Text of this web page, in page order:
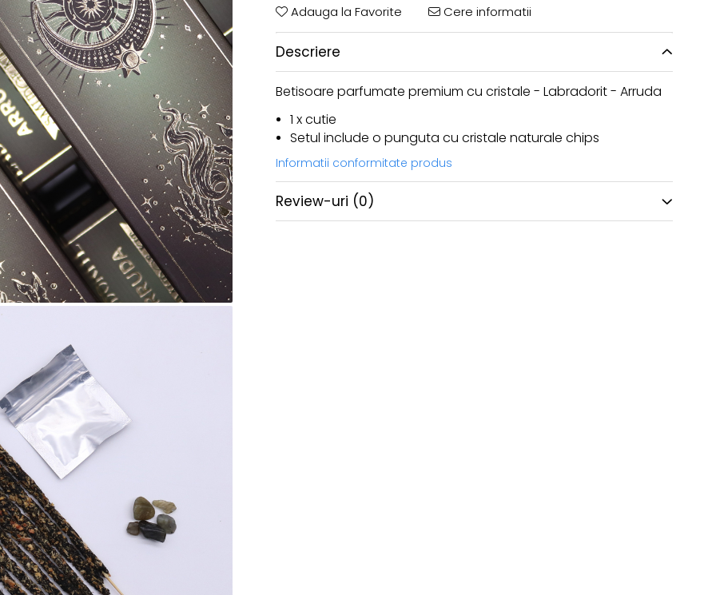
Adauga la Favorite Cere informatii
Descriere
Betisoare parfumate premium cu cristale - Labradorit - Arruda
1 x cutie
Setul include o punguta cu cristale naturale chips
Informatii conformitate produs
Review-uri (0)